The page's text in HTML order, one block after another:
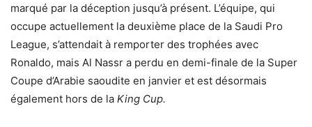
marqué par la déception jusqu’à présent. L’équipe, qui
occupe actuellement la deuxième place de la Saudi Pro
League, s’attendait à remporter des trophées avec
Ronaldo, mais Al Nassr a perdu en demi-finale de la Super
Coupe d’Arabie saoudite en janvier et est désormais
également hors de la King Cup.